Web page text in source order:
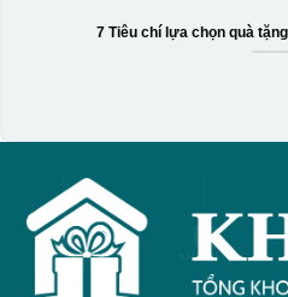
7 Tiêu chí lựa chọn quà